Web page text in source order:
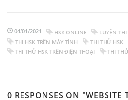
04/01/2021 HSK ONLINE
LUYỆN THI
THI HSK TRÊN MÁY TÍNH
THI THỬ HSK
THI THỬ HSK TRÊN ĐIỆN THOẠI
THI
0 RESPONSES ON "WEBSITE